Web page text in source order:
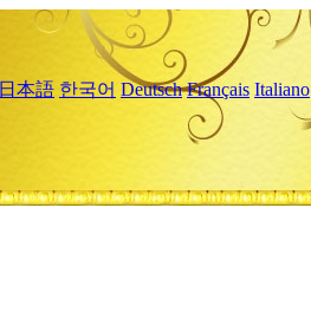
日本語 한국어 Deutsch Français Italiano